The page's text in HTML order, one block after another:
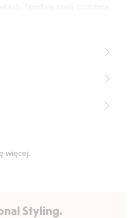
128 i 134/140. Rozmiary
komfort.
więcej.
Styling.